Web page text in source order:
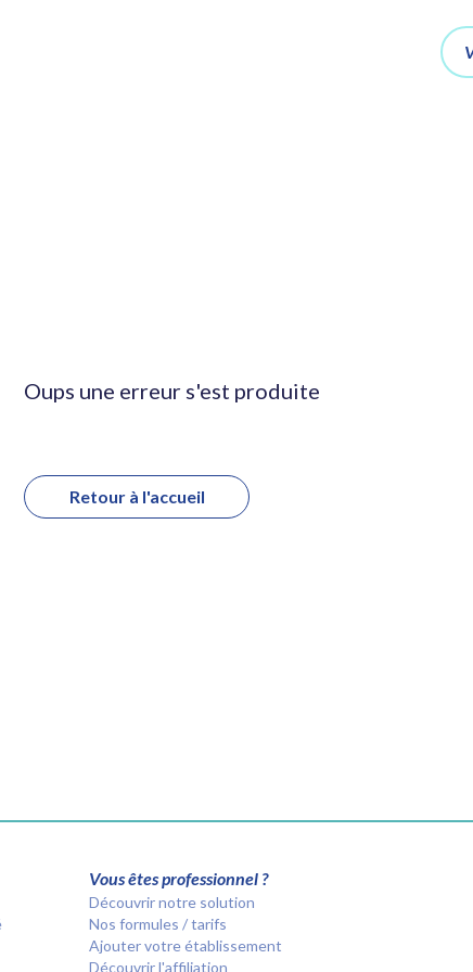
Oups une erreur s'est produite
Retour à l'accueil
Vous êtes professionnel ?
Découvrir notre solution
Nos formules / tarifs
Ajouter votre établissement
Découvrir l'affiliation